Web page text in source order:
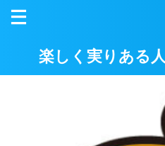
楽しく実りある